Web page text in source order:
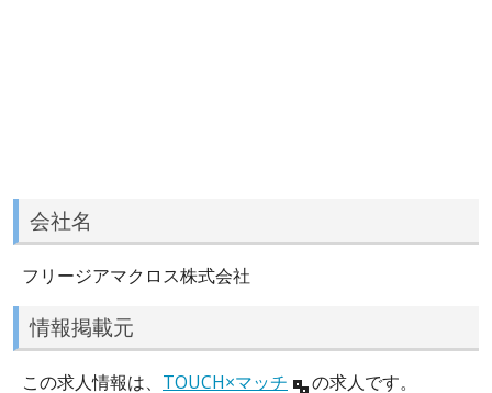
会社名
フリージアマクロス株式会社
情報掲載元
この求人情報は、 TOUCH×マッチ の求人です。